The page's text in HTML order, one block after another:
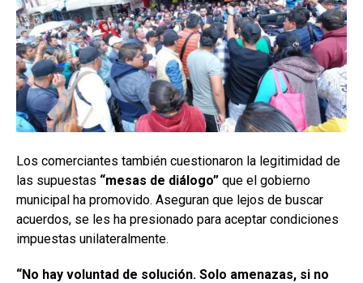
Los comerciantes también cuestionaron la legitimidad de
las supuestas “mesas de diálogo” que el gobierno
municipal ha promovido. Aseguran que lejos de buscar
acuerdos, se les ha presionado para aceptar condiciones
impuestas unilateralmente.
“No hay voluntad de solución. Solo amenazas, si no